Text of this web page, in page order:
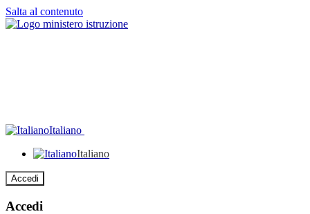
Salta al contenuto
Italiano
Italiano
Accedi
Accedi